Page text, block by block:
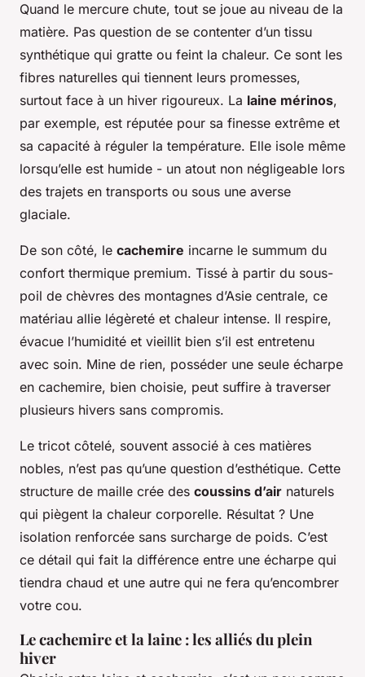
Quand le mercure chute, tout se joue au niveau de la
matière. Pas question de se contenter d’un tissu
synthétique qui gratte ou feint la chaleur. Ce sont les
fibres naturelles qui tiennent leurs promesses,
surtout face à un hiver rigoureux. La laine mérinos,
par exemple, est réputée pour sa finesse extrême et
sa capacité à réguler la température. Elle isole même
lorsqu’elle est humide - un atout non négligeable lors
des trajets en transports ou sous une averse
glaciale.
De son côté, le cachemire incarne le summum du
confort thermique premium. Tissé à partir du sous-
poil de chèvres des montagnes d’Asie centrale, ce
matériau allie légèreté et chaleur intense. Il respire,
évacue l’humidité et vieillit bien s’il est entretenu
avec soin. Mine de rien, posséder une seule écharpe
en cachemire, bien choisie, peut suffire à traverser
plusieurs hivers sans compromis.
Le tricot côtelé, souvent associé à ces matières
nobles, n’est pas qu’une question d’esthétique. Cette
structure de maille crée des coussins d’air naturels
qui piègent la chaleur corporelle. Résultat ? Une
isolation renforcée sans surcharge de poids. C’est
ce détail qui fait la différence entre une écharpe qui
tiendra chaud et une autre qui ne fera qu’encombrer
votre cou.
Le cachemire et la laine : les alliés du plein
hiver